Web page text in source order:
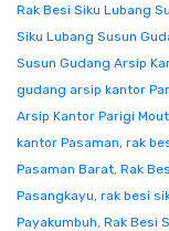
Rak Besi Siku Lubang
Siku Lubang Susun
Susun Gudang Arsip
gudang arsip kantor
Arsip Kantor Parigi
kantor Pasaman, rak
Pasaman Barat, Rak
Pasangkayu, rak besi
Payakumbuh, Rak Besi